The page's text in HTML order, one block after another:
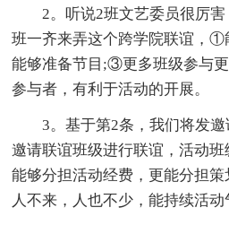
2。听说2班文艺委员很厉害
班一齐来弄这个跨学院联谊，
能够准备节目;③更多班级参与
参与者，有利于活动的开展。
3。基于第2条，我们将发邀
邀请联谊班级进行联谊，活动
能够分担活动经费，更能分担
人不来，人也不少，能持续活动